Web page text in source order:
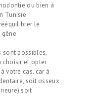
ou bien à
Tunisie.
le
sont possibles,
choisir et opter
votre cas, car à
soit osseux
soit